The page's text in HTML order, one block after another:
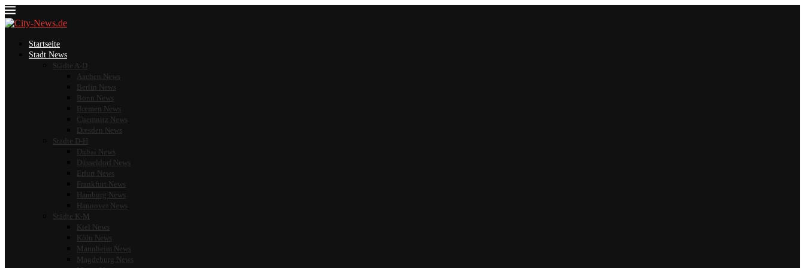
Startseite
Stadt News
Städte A-D
Aachen News
Berlin News
Bonn News
Bremen News
Chemnitz News
Dresden News
Städte D-H
Dubai News
Düsseldorf News
Erfurt News
Frankfurt News
Hamburg News
Hannover News
Städte K-M
Kiel News
Köln News
Mannheim News
Magdeburg News